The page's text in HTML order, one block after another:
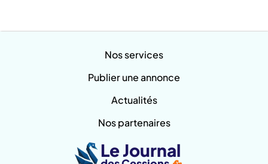
Nos services
Publier une annonce
Actualités
Nos partenaires
Le Journal